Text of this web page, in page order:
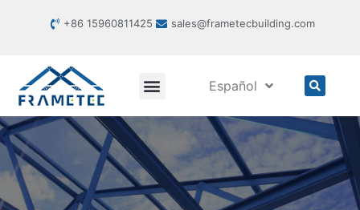
+86 15960811425 sales@frametecbuilding.com
Español